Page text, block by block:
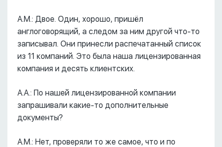
А.М.: Двое. Один, хорошо, пришёл
англоговорящий, а следом за ним другой что-то
записывал. Они принесли распечатанный список
из 11 компаний. Это была наша лицензированная
компания и десять клиентских.
А.А.: По нашей лицензированной компании
запрашивали какие-то дополнительные
документы?
А.М.: Нет, проверяли то же самое, что и по